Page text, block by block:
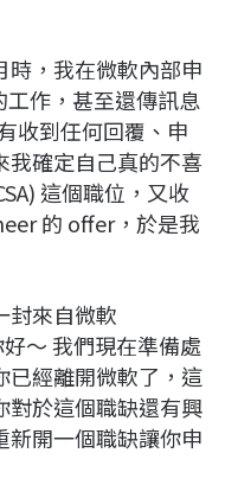
時，我在微軟內部申
作，甚至還傳訊息
收到任何回覆、申
我確定自己真的不喜
這個職位，又收
的 offer，於是我
封來自微軟
～ 我們現在準備處
已經離開微軟了，這
對於這個職缺還有興
新開一個職缺讓你申